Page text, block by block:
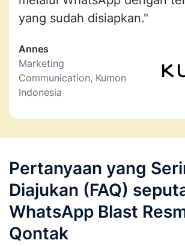
yang sudah disiapkan."
Annes
Marketing
Communication, Kumon
Indonesia
Pertanyaan yang
Diajukan (FAQ)
WhatsApp Blast
Qontak